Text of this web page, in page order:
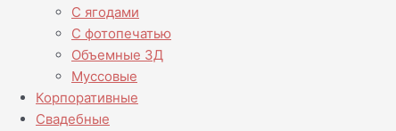
С ягодами
С фотопечатью
Объемные 3Д
Муссовые
Корпоративные
Свадебные